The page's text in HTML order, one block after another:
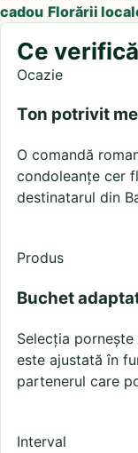
cadou Florării
Ce
Ocazie
Ton potrivit
O comandă
condoleanțe cer
destinatarul din
Produs
Buchet
Selecția
este ajustată în
partenerul care
Interval